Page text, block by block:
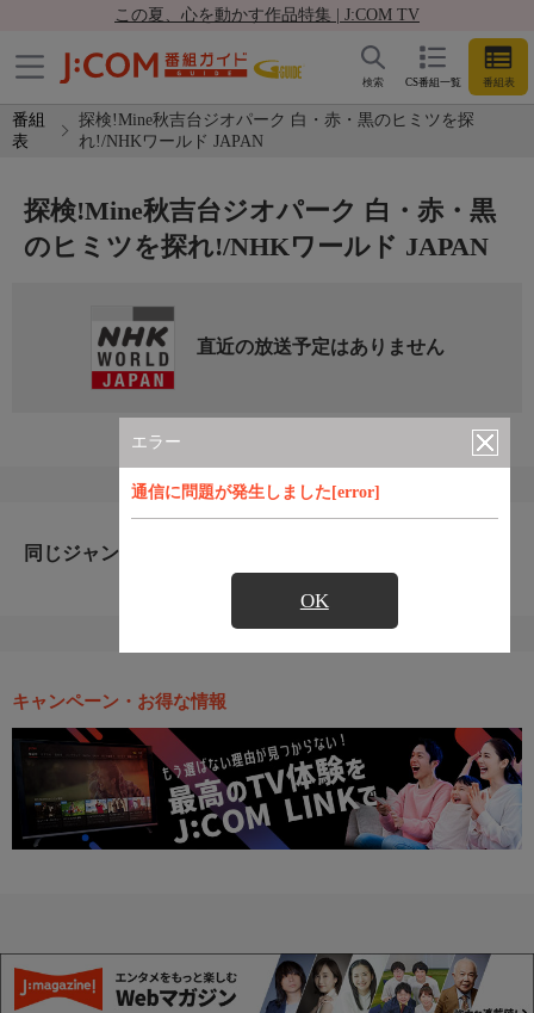
この夏、心を動かす作品特集 | J:COM TV
CS番組一覧 番組表
検索
番組
表
探検!Mine秋吉台ジオパーク 白・赤・黒のヒミツを探
れ!/NHKワールド JAPAN
エラー
通信に問題が発生しました[error]
OK
探検!Mine秋吉台ジオパーク 白・赤・黒
のヒミツを探れ!/NHKワールド JAPAN
直近の放送予定はありません
同じジャンルのおすすめ番組
キャンペーン・お得な情報